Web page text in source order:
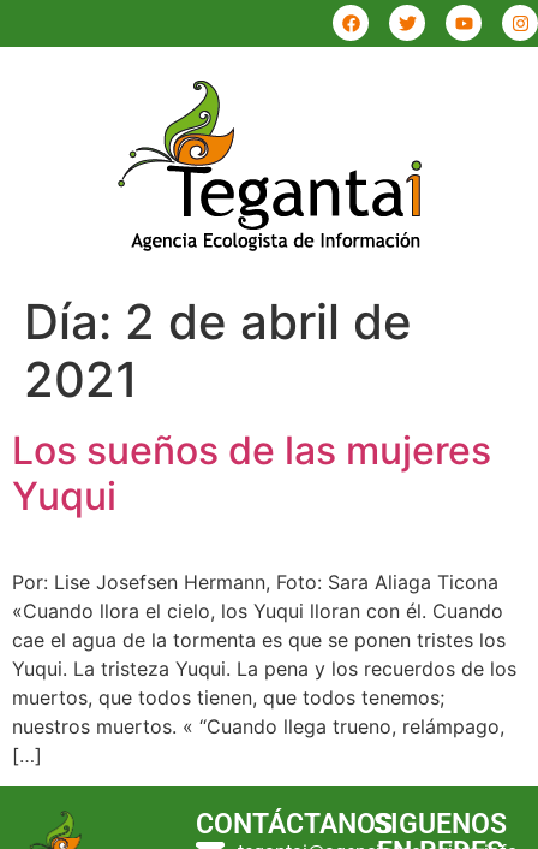
Día: 2 de abril de
2021
Los sueños de las mujeres
Yuqui
Por: Lise Josefsen Hermann, Foto: Sara Aliaga Ticona
«Cuando llora el cielo, los Yuqui lloran con él. Cuando
cae el agua de la tormenta es que se ponen tristes los
Yuqui. La tristeza Yuqui. La pena y los recuerdos de los
muertos, que todos tienen, que todos tenemos;
nuestros muertos. « “Cuando llega trueno, relámpago,
[…]
CONTÁCTANOSSIGUENOS